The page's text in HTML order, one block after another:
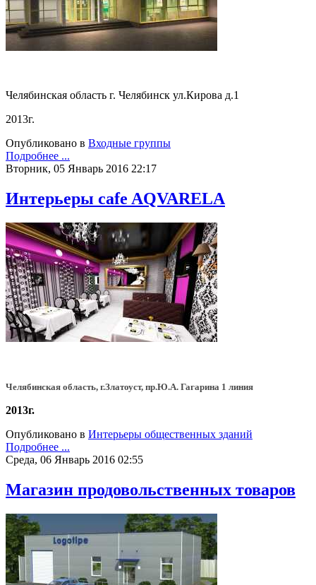
Челябинская область г. Челябинск ул.Кирова д.1
2013г.
Опубликовано в Входные группы
Подробнее ...
Вторник, 05 Январь 2016 22:17
Интерьеры cafe AQVARELA
Челябинская область, г.Златоуст, пр.Ю.А. Гагарина 1 линия
2013г.
Опубликовано в Интерьеры общественных зданий
Подробнее ...
Среда, 06 Январь 2016 02:55
Магазин продовольственных товаров